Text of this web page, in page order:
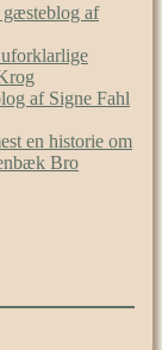
af
uforklarlige
af Signe Fahl
en historie om
Bro